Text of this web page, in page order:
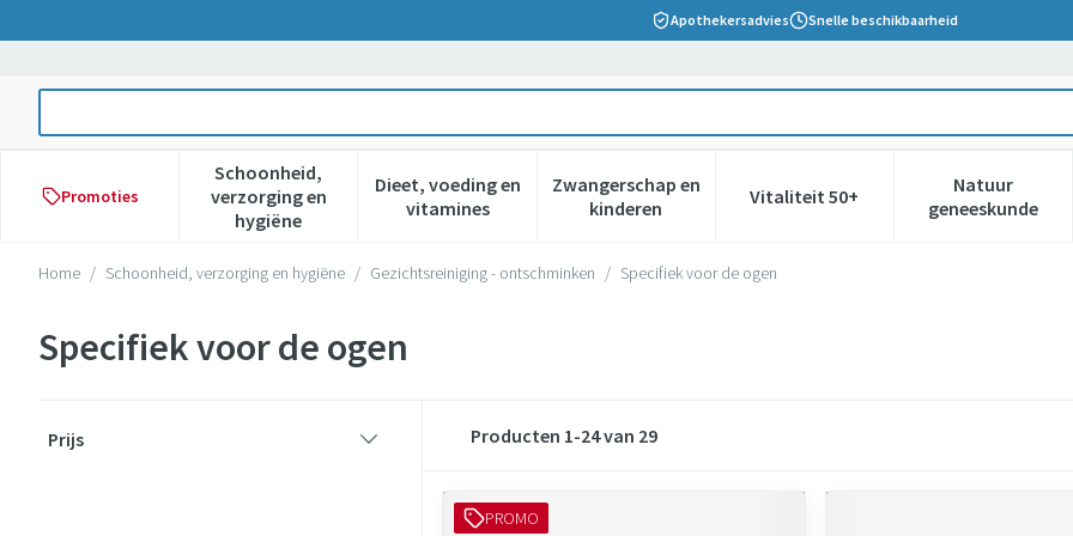
Apothekersadvies Snelle beschikbaarheid
Promoties
Schoonheid,
verzorging en
hygiëne
Toon submenu voor Schoonheid, verzorging en hygiëne categorie
Dieet, voeding en
vitaminesToon submenu voor Dieet, voeding en vitamines categorie
Zwangerschap en
kinderenToon submenu voor Zwangerschap en kinderen
Vitaliteit 50+Toon submenu voor Vitaliteit
Natuur
geneeskunde
Toon
Home / Schoonheid, verzorging en hygiëne / Gezichtsreiniging - ontschminken / Specifiek voor de ogen
Specifiek voor de ogen
Prijs
Producten 1-24van 29
PROMO